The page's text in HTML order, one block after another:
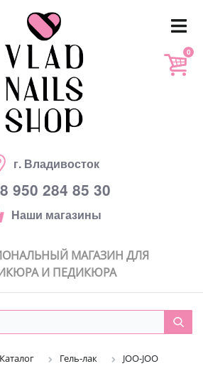
г. Владивосток
8 950 284 85 30
Наши магазины
0
МАГАЗИН ДЛЯ
И ПЕДИКЮРА
Каталог Гель-лак JOO-JOO